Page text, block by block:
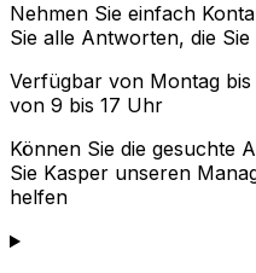
Nehmen Sie einfach
Sie alle Antworten, die Sie
Verfügbar von Montag bis
von 9 bis 17 Uhr
Können Sie die gesuchte
Sie Kasper unseren
helfen